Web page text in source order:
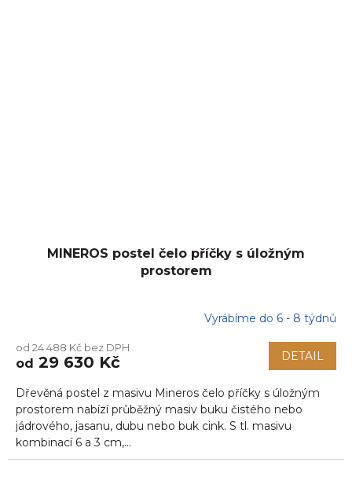
MINEROS postel čelo příčky s úložným
prostorem
Vyrábíme do 6 - 8 týdnů
od 24 488 Kč bez DPH
od 29 630 Kč DETAIL
Dřevěná postel z masivu Mineros čelo příčky s úložným
prostorem nabízí průběžný masiv buku čistého nebo
jádrového, jasanu, dubu nebo buk cink. S tl. masivu
kombinací 6 a 3 cm,...